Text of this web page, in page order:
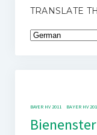
TRANSLATE
BAYER HV 2011 BAYER HV